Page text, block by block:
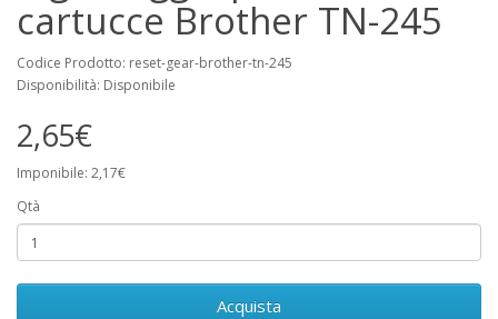
cartucce Brother TN-245
Codice Prodotto: reset-gear-brother-tn-245
Disponibilità: Disponibile
2,65€
Imponibile: 2,17€
Qtà
Acquista